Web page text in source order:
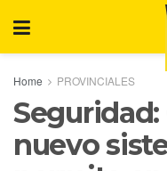
Home PROVINCIALES
Seguridad:
nuevo